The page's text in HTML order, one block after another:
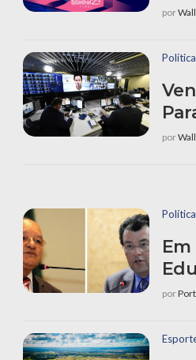
por
Política
por
Política
por